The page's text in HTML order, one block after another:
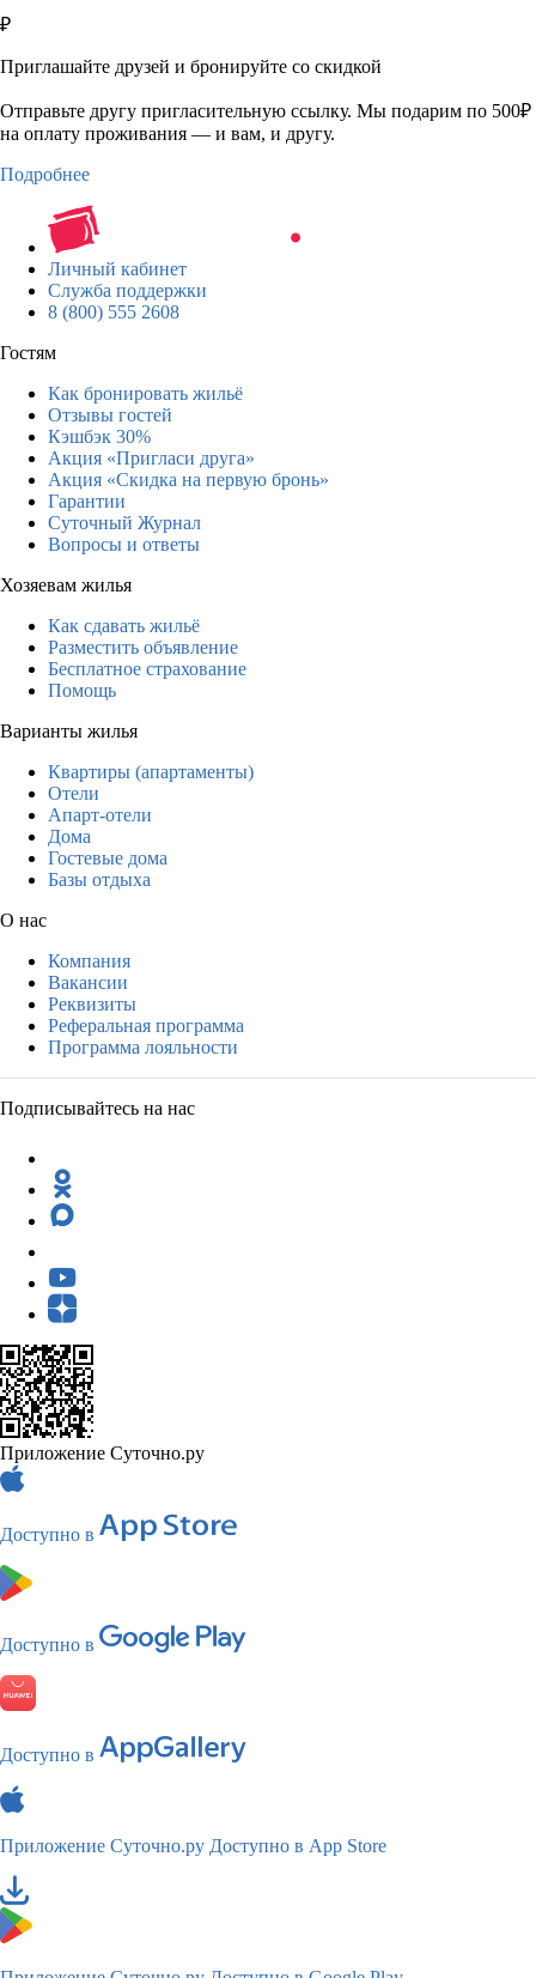
₽
Приглашайте друзей и бронируйте со скидкой
Отправьте другу пригласительную ссылку. Мы подарим по 500₽
на оплату проживания — и вам, и другу.
Подробнее
Личный кабинет
Служба поддержки
8 (800) 555 2608
Гостям
Как бронировать жильё
Отзывы гостей
Кэшбэк 30%
Акция «Пригласи друга»
Акция «Скидка на первую бронь»
Гарантии
Суточный Журнал
Вопросы и ответы
Хозяевам жилья
Как сдавать жильё
Разместить объявление
Бесплатное страхование
Помощь
Варианты жилья
Квартиры (апартаменты)
Отели
Апарт-отели
Дома
Гостевые дома
Базы отдыха
О нас
Компания
Вакансии
Реквизиты
Реферальная программа
Программа лояльности
Подписывайтесь на нас
Приложение Суточно.ру
Доступно в
Доступно в
Доступно в
Приложение Суточно.ру Доступно в App Store